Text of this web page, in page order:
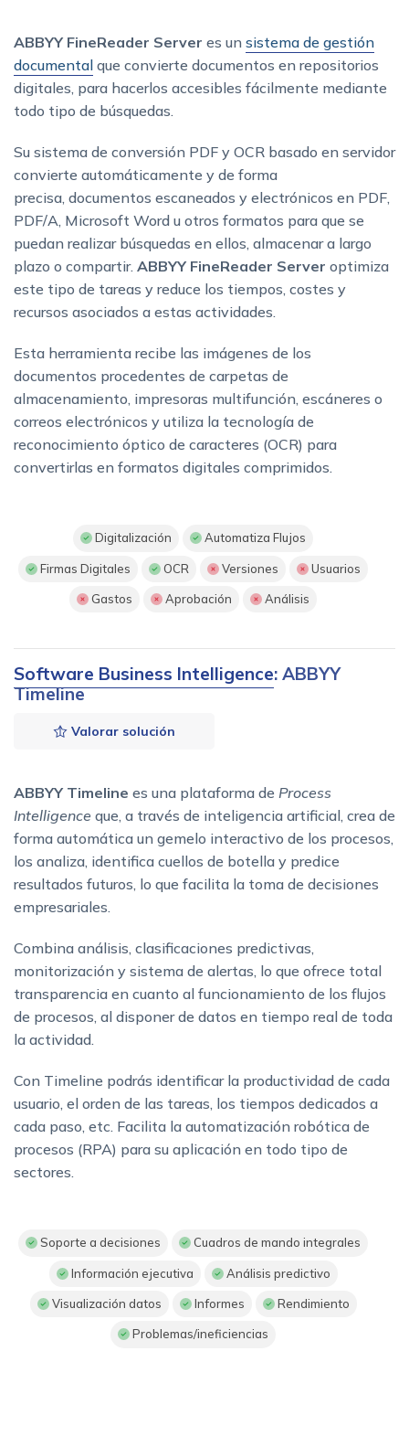
ABBYY FineReader Server es un sistema de gestión
documental que convierte documentos en repositorios
digitales, para hacerlos accesibles fácilmente mediante
todo tipo de búsquedas.
Su sistema de conversión PDF y OCR basado en servidor
convierte automáticamente y de forma
precisa, documentos escaneados y electrónicos en PDF,
PDF/A, Microsoft Word u otros formatos para que se
puedan realizar búsquedas en ellos, almacenar a largo
plazo o compartir. ABBYY FineReader Server optimiza
este tipo de tareas y reduce los tiempos, costes y
recursos asociados a estas actividades.
Esta herramienta recibe las imágenes de los
documentos procedentes de carpetas de
almacenamiento, impresoras multifunción, escáneres o
correos electrónicos y utiliza la tecnología de
reconocimiento óptico de caracteres (OCR) para
convertirlas en formatos digitales comprimidos.
Digitalización Automatiza Flujos
Firmas Digitales OCR Versiones Usuarios
Gastos Aprobación Análisis
Software Business Intelligence: ABBYY
Timeline
Valorar solución
ABBYY Timeline es una plataforma de Process
Intelligence que, a través de inteligencia artificial, crea de
forma automática un gemelo interactivo de los procesos,
los analiza, identifica cuellos de botella y predice
resultados futuros, lo que facilita la toma de decisiones
empresariales.
Combina análisis, clasificaciones predictivas,
monitorización y sistema de alertas, lo que ofrece total
transparencia en cuanto al funcionamiento de los flujos
de procesos, al disponer de datos en tiempo real de toda
la actividad.
Con Timeline podrás identificar la productividad de cada
usuario, el orden de las tareas, los tiempos dedicados a
cada paso, etc. Facilita la automatización robótica de
procesos (RPA) para su aplicación en todo tipo de
sectores.
Soporte a decisiones Cuadros de mando integrales
Información ejecutiva Análisis predictivo
Visualización datos Informes Rendimiento
Problemas/ineficiencias